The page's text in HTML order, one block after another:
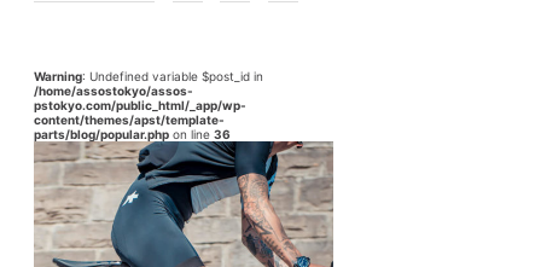
Warning: Undefined variable $post_id in
/home/assostokyo/assos-
pstokyo.com/public_html/_app/wp-
content/themes/apst/template-
parts/blog/popular.php on line 36